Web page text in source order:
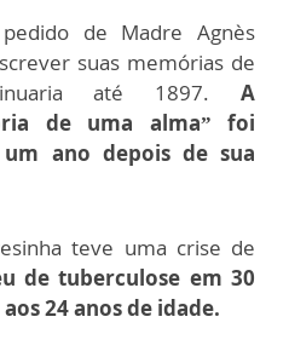
de Madre Agnès
suas memórias de
até 1897. A
de uma alma” foi
ano depois de sua
teve uma crise de
de tuberculose em 30
24 anos de idade.